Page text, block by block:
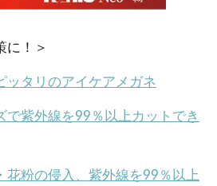
に！＞
ッタリのアイケアメガネ
で紫外線を99％以上カットでき
花粉の侵入、紫外線を99％以上